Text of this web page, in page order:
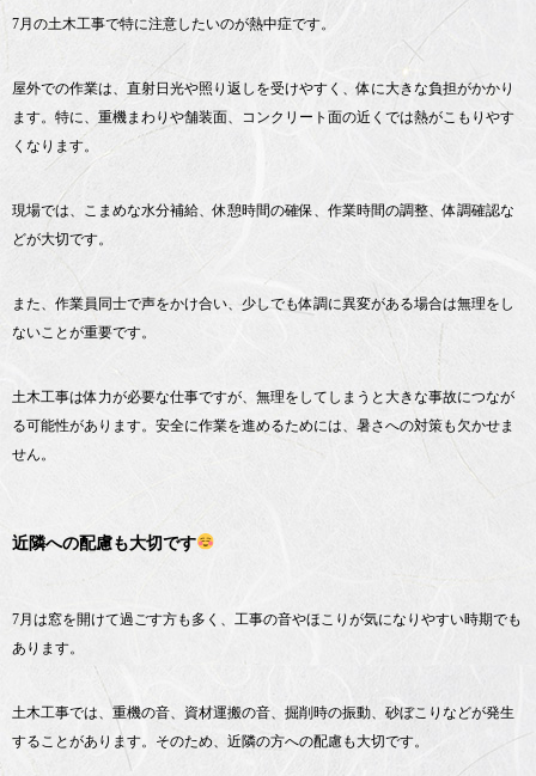
7月の土木工事で特に注意したいのが熱中症です。
屋外での作業は、直射日光や照り返しを受けやすく、体に大きな負担がかかり
ます。特に、重機まわりや舗装面、コンクリート面の近くでは熱がこもりやす
くなります。
現場では、こまめな水分補給、休憩時間の確保、作業時間の調整、体調確認な
どが大切です。
また、作業員同士で声をかけ合い、少しでも体調に異変がある場合は無理をし
ないことが重要です。
土木工事は体力が必要な仕事ですが、無理をしてしまうと大きな事故につなが
る可能性があります。安全に作業を進めるためには、暑さへの対策も欠かせま
せん。
近隣への配慮も大切です
7月は窓を開けて過ごす方も多く、工事の音やほこりが気になりやすい時期でも
あります。
土木工事では、重機の音、資材運搬の音、掘削時の振動、砂ぼこりなどが発生
することがあります。そのため、近隣の方への配慮も大切です。